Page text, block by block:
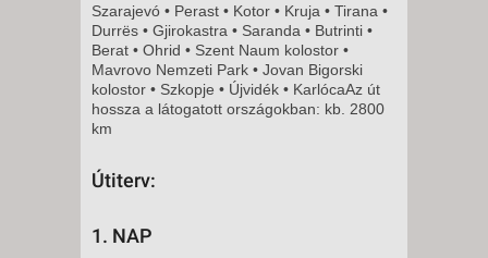
Szarajevó • Perast • Kotor • Kruja • Tirana •
Durrës • Gjirokastra • Saranda • Butrinti •
Berat • Ohrid • Szent Naum kolostor •
Mavrovo Nemzeti Park • Jovan Bigorski
kolostor • Szkopje • Újvidék • KarlócaAz út
hossza a látogatott országokban: kb. 2800
km
Útiterv:
1. NAP